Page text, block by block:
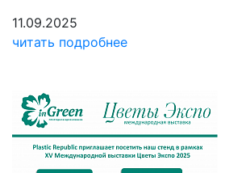
11.09.2025
читать подробнее